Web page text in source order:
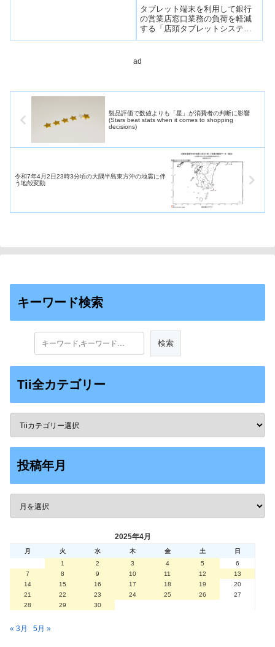
「店頭タブレットシステ
ム」を発売
タブレット端末を利用して銀行
の営業店窓口業務の負荷を軽減
する「店頭タブレットシステ
ム」の販売を開始した。来店さ
入力からホスト処理までを、営
ad
製品評価で数値よりも「星」が消費者の判断に影響
(Stars beat stats when it comes to shopping
decisions)
令和7年4月2日23時3分頃の大隅半島東方沖の地震に伴
う地殻変動
キーワード検索
Tii全カテゴリー
投稿年月
2025年4月
月 火 水 木 金 土
日
1
2 3 4 5
6
7
8 9 10 11 12
13
14
15 16 17 18 19
20
21
22 23 24 25 26
27
28
29 30
« 3月 5月 »